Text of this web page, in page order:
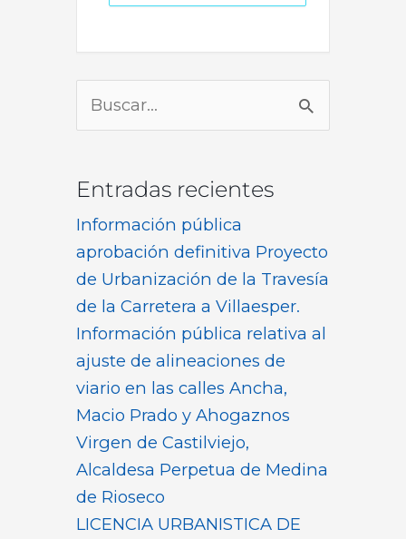
Buscar
por:
Entradas recientes
Información pública
aprobación definitiva Proyecto
de Urbanización de la Travesía
de la Carretera a Villaesper.
Información pública relativa al
ajuste de alineaciones de
viario en las calles Ancha,
Macio Prado y Ahogaznos
Virgen de Castilviejo,
Alcaldesa Perpetua de Medina
de Rioseco
LICENCIA URBANISTICA DE